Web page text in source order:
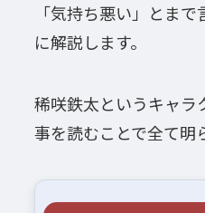
「気持ち悪い」とま
に解説します。
稀咲鉄太というキャラ
事を読むことで全て明